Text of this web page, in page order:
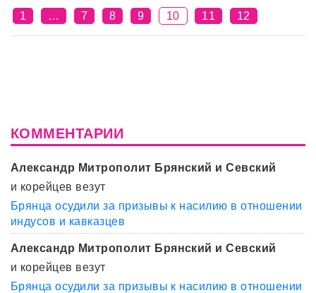
1 … 7 8 9 10 11 12
КОММЕНТАРИИ
Александр Митрополит Брянский и Севский
и корейцев везут
Брянца осудили за призывы к насилию в отношении
индусов и кавказцев
Александр Митрополит Брянский и Севский
и корейцев везут
Брянца осудили за призывы к насилию в отношении